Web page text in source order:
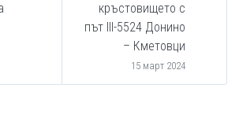
кръстовището с
път III-5524 Донино
– Кметовци
15 март 2024